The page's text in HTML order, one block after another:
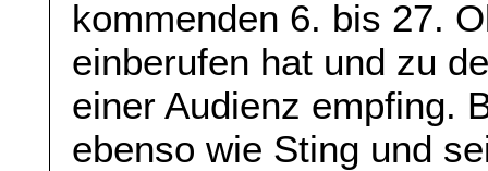
kommenden 6. bis 27.
einberufen hat und zu
einer Audienz empfing.
ebenso wie Sting und